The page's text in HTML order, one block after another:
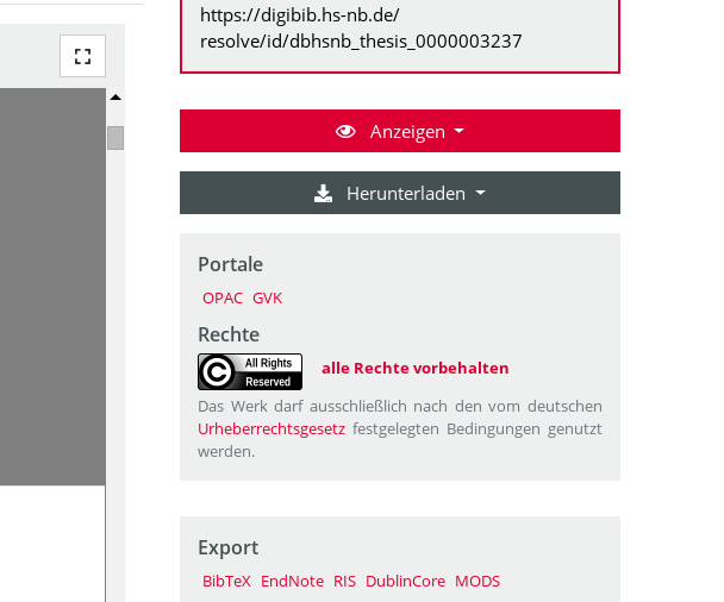
https://digibib.hs-nb.de/
resolve/id/dbhsnb_thesis_0000003237
Anzeigen
Herunterladen
Portale
OPAC GVK
Rechte
alle Rechte vorbehalten
Das Werk darf ausschließlich nach den vom deutschen
Urheberrechtsgesetz festgelegten Bedingungen genutzt
werden.
Export
BibTeX EndNote RIS DublinCore MODS